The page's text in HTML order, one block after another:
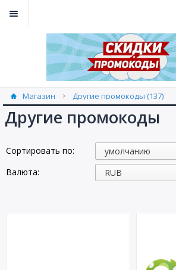
Магазин Другие промокоды (137)
Другие промокоды
Сортировать по:
Валюта: